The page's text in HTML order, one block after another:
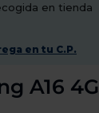
en tienda
en tu C.P.
A16